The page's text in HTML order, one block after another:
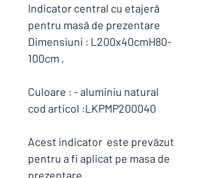
Indicator central cu etajeră
pentru masă de prezentare
Dimensiuni : L200x40cmH80-
100cm ,
Culoare : - aluminiu natural
cod articol :LKPMP200040
Acest indicator este prevăzut
pentru a fi aplicat pe masa de
prezentare .